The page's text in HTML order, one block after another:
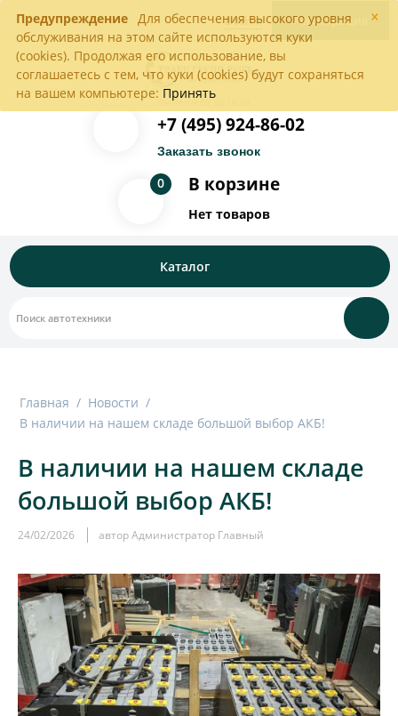
×
Предупреждение Для обеспечения высокого уровня
обслуживания на этом сайте используются куки
(cookies). Продолжая его использование, вы
соглашаетесь с тем, что куки (cookies) будут сохраняться
на вашем компьютере: Принять
Войти Регистрация
Пн-Пт с 9:00 до 18:00
+7 (495) 924-86-02
Заказать звонок
В корзине
0
Нет товаров
Каталог
Главная / Новости /
В наличии на нашем складе большой выбор АКБ!
В наличии на нашем складе
большой выбор АКБ!
24/02/2026 автор Администратор Главный